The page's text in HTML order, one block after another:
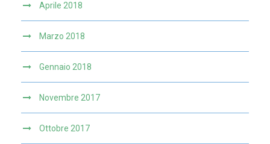
Aprile 2018
Marzo 2018
Gennaio 2018
Novembre 2017
Ottobre 2017